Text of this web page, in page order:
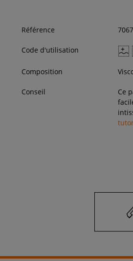
Référence
Code d'utilisation
Composition
Conseil
Ce